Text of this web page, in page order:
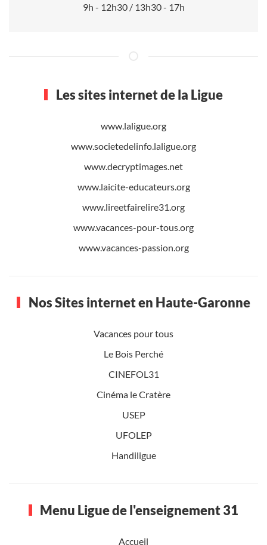
9h - 12h30 / 13h30 - 17h
Les sites internet de la Ligue
www.laligue.org
www.societedelinfo.laligue.org
www.decryptimages.net
www.laicite-educateurs.org
www.lireetfairelire31.org
www.vacances-pour-tous.org
www.vacances-passion.org
Nos Sites internet en Haute-Garonne
Vacances pour tous
Le Bois Perché
CINEFOL31
Cinéma le Cratère
USEP
UFOLEP
Handiligue
Menu Ligue de l'enseignement 31
Accueil